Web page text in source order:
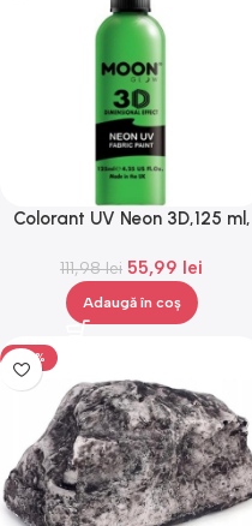
Colorant UV Neon 3D,125 ml,
111,98lei 55,99 lei
Adaugă în coș
-50%